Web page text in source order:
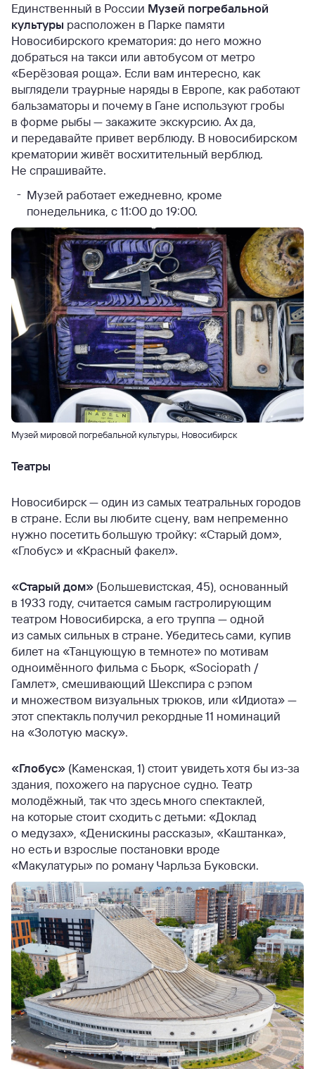
Единственный в России Музей погребальной
культуры расположен в Парке памяти
Новосибирского крематория: до него можно
добраться на такси или автобусом от метро
«Берёзовая роща». Если вам интересно, как
выглядели траурные наряды в Европе, как работают
бальзаматоры и почему в Гане используют гробы
в форме рыбы — закажите экскурсию. Ах да,
и передавайте привет верблюду. В новосибирском
крематории живёт восхитительный верблюд.
Не спрашивайте.
Музей работает ежедневно, кроме
понедельника, с 11:00 до 19:00.
Музей мировой погребальной культуры, Новосибирск
Театры
Новосибирск — один из самых театральных городов
в стране. Если вы любите сцену, вам непременно
нужно посетить большую тройку: «Старый дом»,
«Глобус» и «Красный факел».
«Старый дом» (Большевистская, 45), основанный
в 1933 году, считается самым гастролирующим
театром Новосибирска, а его труппа — одной
из самых сильных в стране. Убедитесь сами, купив
билет на «Танцующую в темноте» по мотивам
одноимённого фильма с Бьорк, «Sociopath /
Гамлет», смешивающий Шекспира с рэпом
и множеством визуальных трюков, или «Идиота» —
этот спектакль получил рекордные 11 номинаций
на «Золотую маску».
«Глобус» (Каменская, 1) стоит увидеть хотя бы из-за
здания, похожего на парусное судно. Театр
молодёжный, так что здесь много спектаклей,
на которые стоит сходить с детьми: «Доклад
о медузах», «Денискины рассказы», «Каштанка»,
но есть и взрослые постановки вроде
«Макулатуры» по роману Чарльза Буковски.